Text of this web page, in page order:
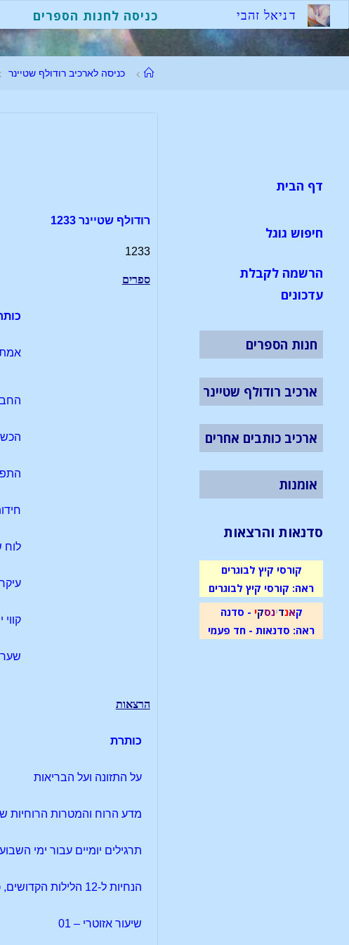
לתוכן
דניאל זהבי כניסה לחנות הספרים
עמודכניסה לארכיב רודולף שטיינר
רודולף שטיינר 1233
1233
ספרים
אמת
לוח
הרצאות
כותרת
על התזונה ועל הבריאות
מדע הרוח והמטרות הרוחיות של
תרגילים יומיים עבור ימי השבוע
הנחיות ל-12 הלילות הקדושים, כפי שנמסרו להרברט האן
שיעור אזוטרי – 01
דף הבית
חיפוש גוגל
הרשמה לקבלת
עדכונים
חנות הספרים
ארכיב רודולף שטיינר
ארכיב כותבים אחרים
אומנות
סדנאות והרצאות
קורסי קיץ לבוגרים
ראה: קורסי קיץ לבוגרים
קאנדינסקי - סדנה
ראה: סדנאות - חד פעמי